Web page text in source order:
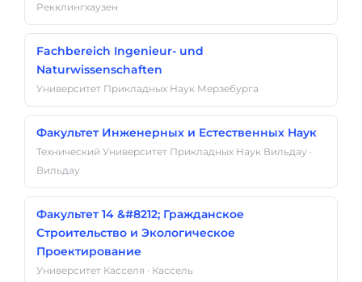
Рекклингхаузен
Fachbereich Ingenieur- und
Naturwissenschaften
Университет Прикладных Наук Мерзебурга
Факультет Инженерных и Естественных Наук
Технический Университет Прикладных Наук Вильдау ·
Вильдау
Факультет 14 &#8212; Гражданское
Строительство и Экологическое
Проектирование
Университет Касселя · Кассель